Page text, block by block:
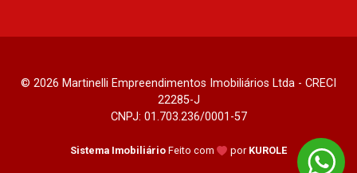
© 2026 Martinelli Empreendimentos Imobiliários Ltda - CRECI
22285-J
CNPJ: 01.703.236/0001-57
Sistema Imobiliário Feito com por KUROLE